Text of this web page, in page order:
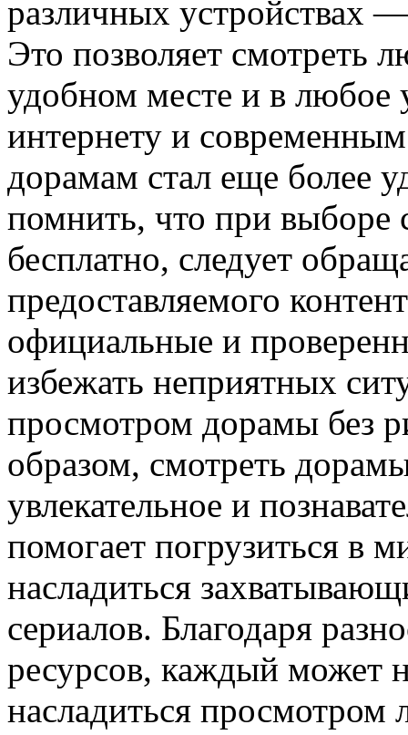
различных устройствах
Это позволяет смотреть
удобном месте и в любое
интернету и
дорамам стал еще более
помнить, что при выборе
бесплатно, следует
предоставляемого
официальные и
избежать неприятных
просмотром дорамы без
образом, смотреть
увлекательное и
помогает погрузиться в
насладиться
сериалов. Благодаря
ресурсов, каждый может
насладиться